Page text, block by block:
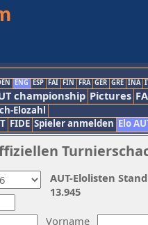
ENG ESP FAI FIN FRA GER GRE INA
championship Pictures
Elozahl
FIDE Spieler anmelden Elo
Vorname
AUT-Elolisten
13.945